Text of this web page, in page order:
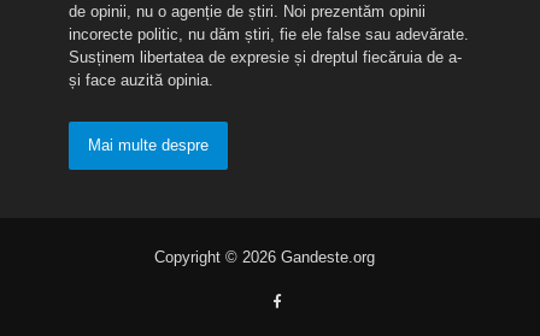
de opinii, nu o agenție de știri. Noi prezentăm opinii
incorecte politic, nu dăm știri, fie ele false sau adevărate.
Susținem libertatea de expresie și dreptul fiecăruia de a-
și face auzită opinia.
Mai multe despre
Copyright © 2026 Gandeste.org